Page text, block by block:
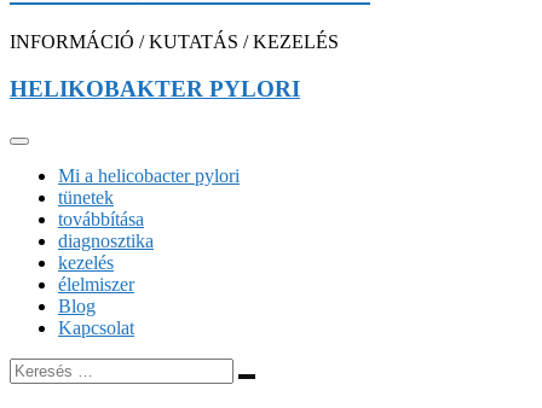
INFORMÁCIÓ / KUTATÁS / KEZELÉS
HELIKOBAKTER PYLORI
Mi a helicobacter pylori
tünetek
továbbítása
diagnosztika
kezelés
élelmiszer
Blog
Kapcsolat